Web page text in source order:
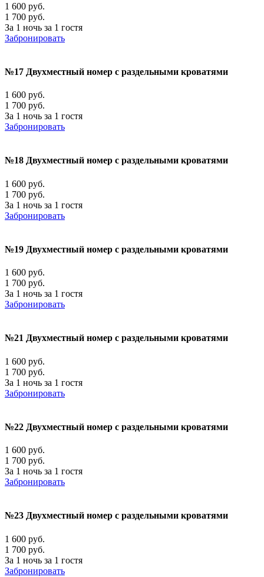
1 600 руб.
1 700 руб.
За 1 ночь за 1 гостя
Забронировать
№17 Двухместный номер с раздельными кроватями
1 600 руб.
1 700 руб.
За 1 ночь за 1 гостя
Забронировать
№18 Двухместный номер с раздельными кроватями
1 600 руб.
1 700 руб.
За 1 ночь за 1 гостя
Забронировать
№19 Двухместный номер с раздельными кроватями
1 600 руб.
1 700 руб.
За 1 ночь за 1 гостя
Забронировать
№21 Двухместный номер с раздельными кроватями
1 600 руб.
1 700 руб.
За 1 ночь за 1 гостя
Забронировать
№22 Двухместный номер с раздельными кроватями
1 600 руб.
1 700 руб.
За 1 ночь за 1 гостя
Забронировать
№23 Двухместный номер с раздельными кроватями
1 600 руб.
1 700 руб.
За 1 ночь за 1 гостя
Забронировать